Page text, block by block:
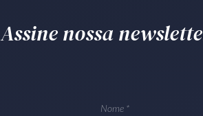
Assine nossa
Nome